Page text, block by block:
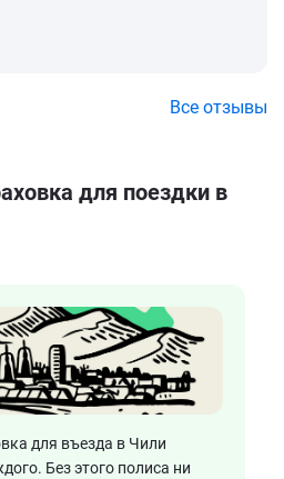
Все отзывы
для поездки в
для въезда в Чили
Без этого полиса ни